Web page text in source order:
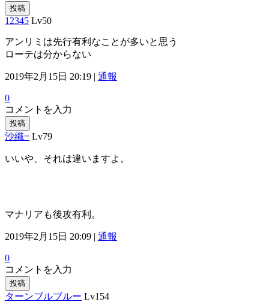
投稿
12345 Lv50
アンリミは先行有利なことが多いと思う
ローテは分からない
2019年2月15日 20:19 | 通報
0
コメントを入力
投稿
沙織= Lv79
いいや、それは違いますよ。
マナリアも後攻有利。
2019年2月15日 20:09 | 通報
0
コメントを入力
投稿
ターンブルブルー Lv154